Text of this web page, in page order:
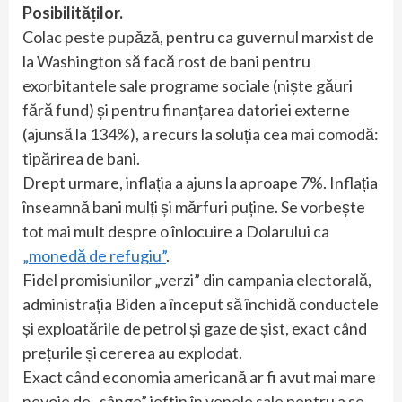
Posibilităților.
Colac peste pupăză, pentru ca guvernul marxist de
la Washington să facă rost de bani pentru
exorbitantele sale programe sociale (niște găuri
fără fund) și pentru finanțarea datoriei externe
(ajunsă la 134%), a recurs la soluția cea mai comodă:
tipărirea de bani.
Drept urmare, inflația a ajuns la aproape 7%. Inflația
înseamnă bani mulți și mărfuri puține. Se vorbește
tot mai mult despre o înlocuire a Dolarului ca
„monedă de refugiu”.
Fidel promisiunilor „verzi” din campania electorală,
administrația Biden a început să închidă conductele
și exploatările de petrol și gaze de șist, exact când
prețurile și cererea au explodat.
Exact când economia americană ar fi avut mai mare